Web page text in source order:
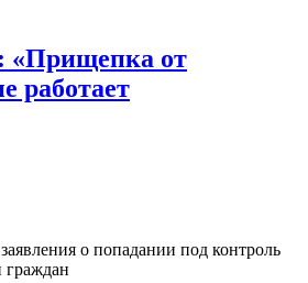
«Прищепка от
работает
о попадании под контроль
граждан